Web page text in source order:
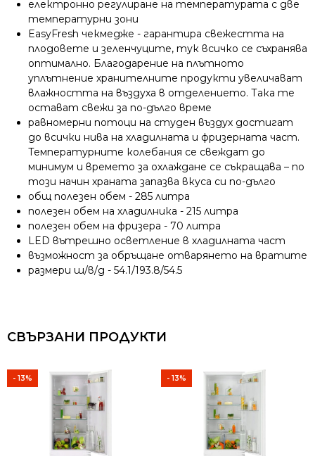
електронно регулиране на температурата с две
температурни зони
EasyFresh чекмедже - гарантира свежестта на
плодовете и зеленчуците, тук всичко се съхранява
оптимално. Благодарение на плътното
уплътнение хранителните продукти увеличават
влажността на въздуха в отделението. Така те
остават свежи за по-дълго време
равномерни потоци на студен въздух достигат
до всички нива на хладилната и фризерната част.
Температурните колебания се свеждат до
минимум и времето за охлаждане се съкращава – по
този начин храната запазва вкуса си по-дълго
общ полезен обем - 285 литра
полезен обем на хладилника - 215 литра
полезен обем на фризера - 70 литра
LED вътрешно осветление в хладилната част
възможност за обръщане отварянето на вратите
размери ш/в/д - 54.1/193.8/54.5
СВЪРЗАНИ ПРОДУКТИ
- 13% - 13%